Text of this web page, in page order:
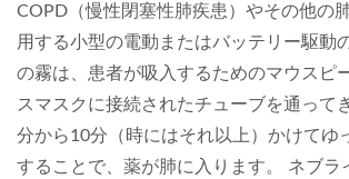
COPD（慢性閉塞性肺疾患）やその他の
用する小型の電動またはバッテリー駆動
の霧は、患者が吸入するためのマウスピ
スマスクに接続されたチューブを通って
分から10分（時にはそれ以上）かけてゆ
することで、薬が肺に入ります。 ネブラ